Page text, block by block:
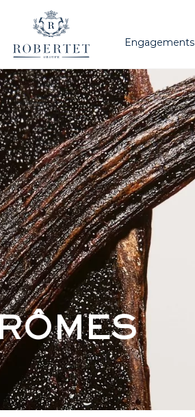
Engagements